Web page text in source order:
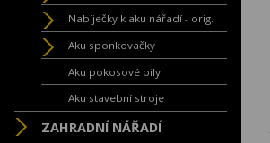
Nabíječky k aku nářadí - orig.
Aku sponkovačky
Aku pokosové pily
Aku stavební stroje
ZAHRADNÍ NÁŘADÍ